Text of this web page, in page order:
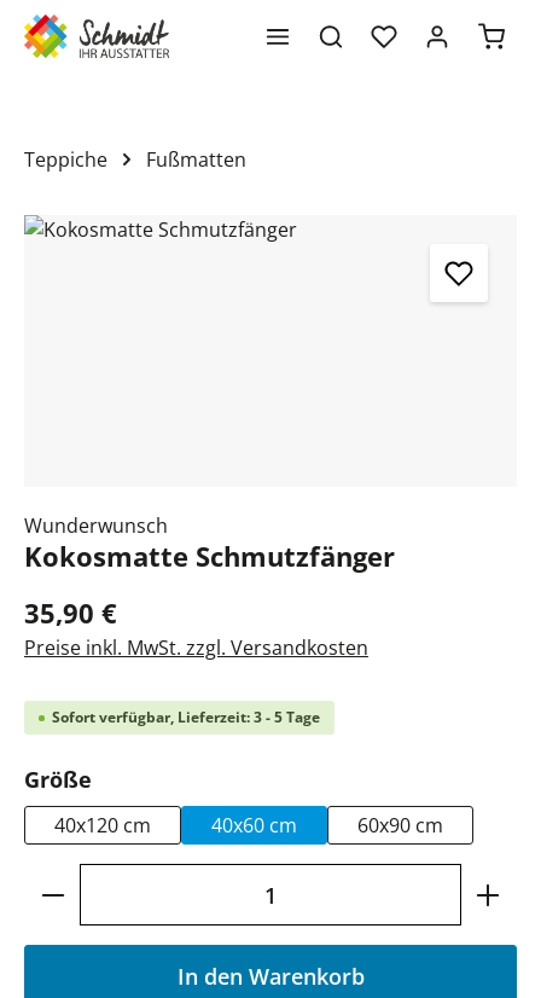
springen
Teppiche Fußmatten
Bildergalerie überspringen
Wunderwunsch
Kokosmatte Schmutzfänger
35,90 €
Preise inkl. MwSt. zzgl. Versandkosten
Sofort verfügbar, Lieferzeit: 3 - 5 Tage
Größe
40x120 cm 40x60 cm 60x90 cm
Produkt Anzahl: Gib den gewünschten
In den Warenkorb